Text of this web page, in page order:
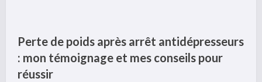
routine
avec
Vectra
3D
Perte de poids après arrêt antidépresseurs
: mon témoignage et mes conseils pour
réussir